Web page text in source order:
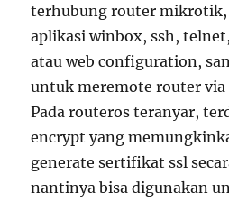
terhubung router mikrotik,
aplikasi winbox, ssh,
atau web configuration,
untuk meremote router
Pada routeros teranyar,
encrypt yang
generate sertifikat ssl
nantinya bisa digunakan